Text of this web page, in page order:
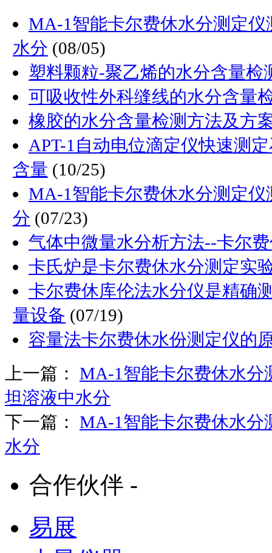
MA-1智能卡尔费休水分测定
水分 (08/05)
塑料颗粒-聚乙烯的水分含量检
可吸收性外科缝线的水分含量
橡胶的水分含量检测方法及方
APT-1自动电位滴定仪快速测
含量 (10/25)
MA-1智能卡尔费休水分测定
分 (07/23)
气体中微量水分析方法--卡尔
卡氏炉是卡尔费休水分测定实
卡尔费休库伦法水分仪是精确
量设备 (07/19)
容量法卡尔费休水份测定仪的
上一篇： MA-1智能卡尔费休水分
坦溶液中水分
下一篇： MA-1智能卡尔费休水分
水分
合作伙伴 -
易展